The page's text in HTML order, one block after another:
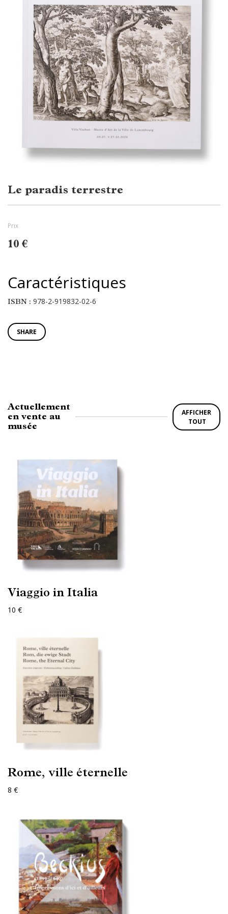
Le paradis terrestre
Prix
10 €
Caractéristiques
ISBN : 978-2-919832-02-6
SHARE
Actuellement
en vente au
musée
AFFICHER
TOUT
Viaggio in Italia
10 €
Rome, ville éternelle
8 €